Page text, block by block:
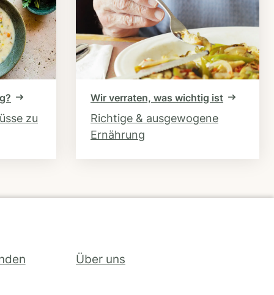
zu
Wir verraten, was wichtig ist
Richtige & ausgewogene
Ernährung
Über uns